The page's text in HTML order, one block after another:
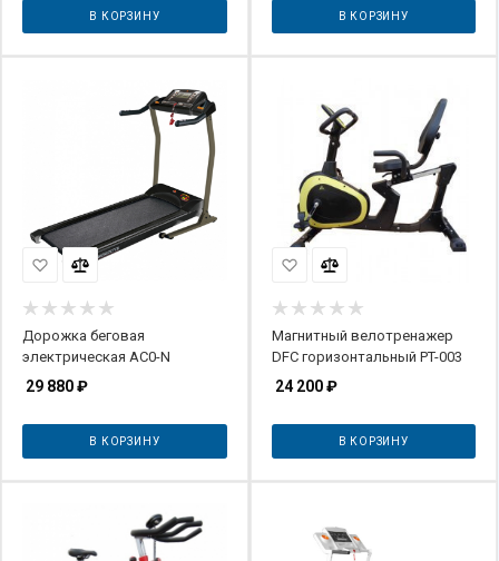
В КОРЗИНУ В КОРЗИНУ
Дорожка беговая
электрическая AC0-N
29 880₽
В КОРЗИНУ
Магнитный велотренажер
DFC горизонтальный PT-003
24 200₽
В КОРЗИНУ